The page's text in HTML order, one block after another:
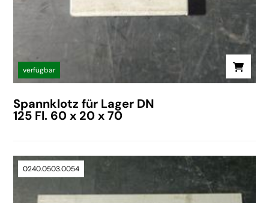
verfügbar
Spannklotz für Lager DN
125 Fl. 60 x 20 x 70
0240.0503.0054